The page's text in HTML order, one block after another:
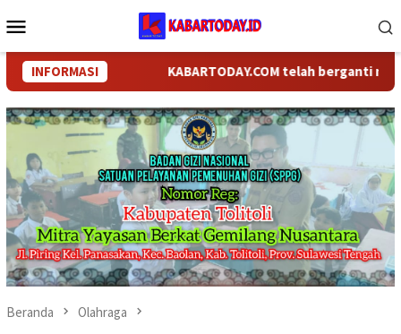
ke
Mobile
INFORMASI KABARTODAY.COM telah berganti
Beranda Olahraga